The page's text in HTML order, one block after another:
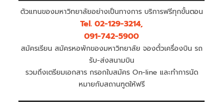
ตัวแทนของมหาวิทยาลัยอย่างเป็นทางการ บริการฟรีทุกขั้นตอน
Tel. 02-129-3214,
091-742-5900
สมัครเรียน สมัครหอพักของมหาวิทยาลัย จองตั๋วเครื่องบิน รถ
รับ-ส่งสนามบิน
รวมถึงเตรียมเอกสาร กรอกใบสมัคร On-line และทำการนัด
หมายกับสถานฑูตให้ฟรี